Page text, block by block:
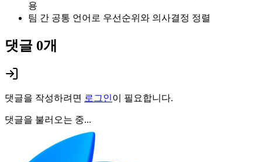
용
팀 간 공통 언어로 우선순위와 의사결정 정렬
댓글 0개
댓글을 작성하려면 로그인이 필요합니다.
댓글을 불러오는 중...